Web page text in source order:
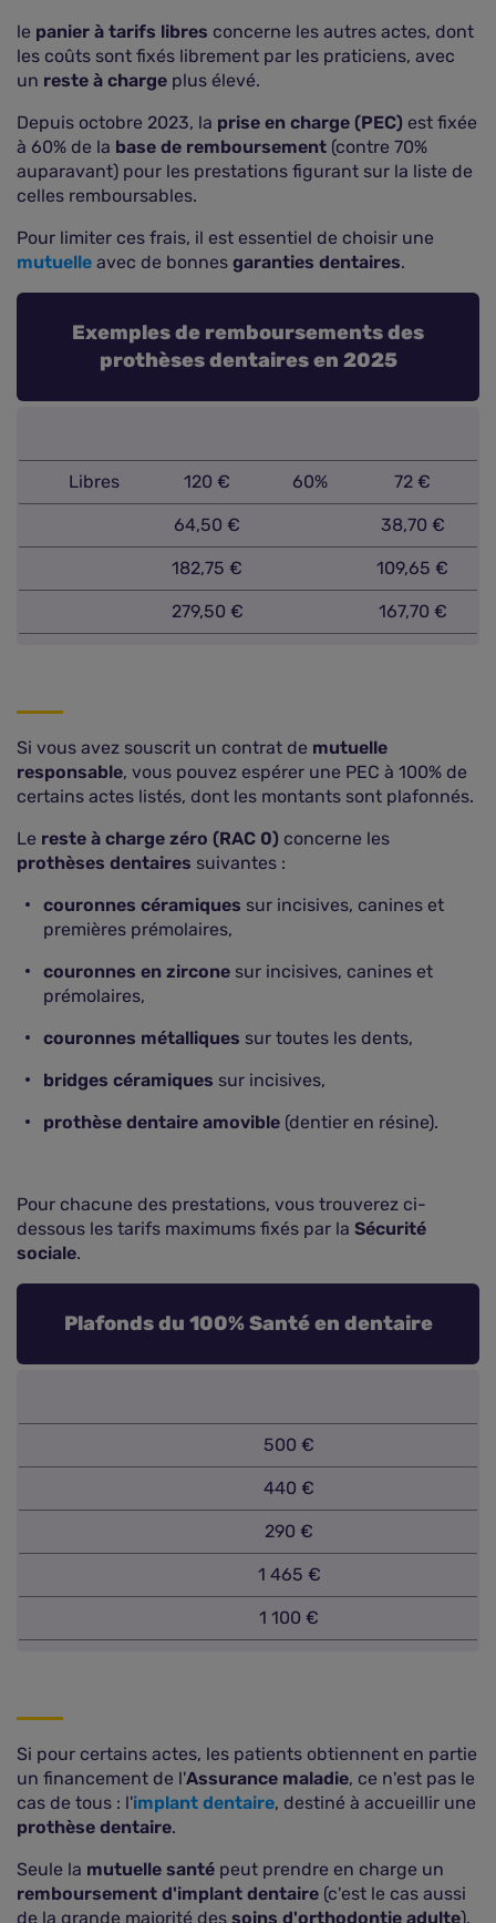
le panier à tarifs libres concerne les autres actes, dont
les coûts sont fixés librement par les praticiens, avec
un reste à charge plus élevé.
Depuis octobre 2023, la prise en charge (PEC) est fixée
à 60% de la base de remboursement (contre 70%
auparavant) pour les prestations figurant sur la liste de
celles remboursables.
Pour limiter ces frais, il est essentiel de choisir une
mutuelle avec de bonnes garanties dentaires.
Exemples de remboursements des
prothèses dentaires en 2025
Libres 120 € 60% 72 €
64,50 € 38,70 €
182,75 € 109,65 €
279,50 € 167,70 €
Si vous avez souscrit un contrat de mutuelle
responsable, vous pouvez espérer une PEC à 100% de
certains actes listés, dont les montants sont plafonnés.
Le reste à charge zéro (RAC 0) concerne les
prothèses dentaires suivantes :
couronnes céramiques sur incisives, canines et
premières prémolaires,
couronnes en zircone sur incisives, canines et
prémolaires,
couronnes métalliques sur toutes les dents,
bridges céramiques sur incisives,
prothèse dentaire amovible (dentier en résine).
Pour chacune des prestations, vous trouverez ci-
dessous les tarifs maximums fixés par la Sécurité
sociale.
Plafonds du 100% Santé en dentaire
500 €
440 €
290 €
1 465 €
1 100 €
Si pour certains actes, les patients obtiennent en partie
un financement de l'Assurance maladie, ce n'est pas le
cas de tous : l'implant dentaire, destiné à accueillir une
prothèse dentaire.
Seule la mutuelle santé peut prendre en charge un
remboursement d'implant dentaire (c'est le cas aussi
de la grande majorité des soins d'orthodontie adulte).